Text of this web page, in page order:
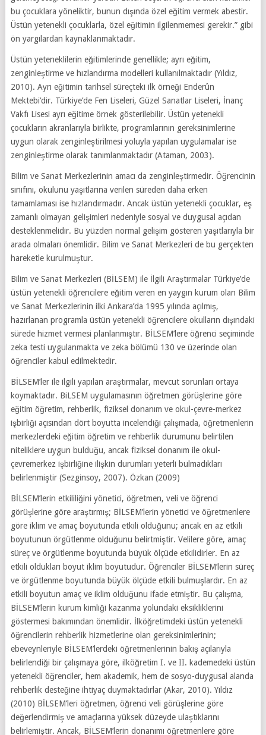
bu çocuklara yöneliktir, bunun dışında özel eğitim vermek abestir.
Üstün yetenekli çocuklarla, özel eğitimin ilgilenmemesi gerekir.” gibi
ön yargılardan kaynaklanmaktadır.
Üstün yeteneklilerin eğitimlerinde genellikle; ayrı eğitim,
zenginleştirme ve hızlandırma modelleri kullanılmaktadır (Yıldız,
2010). Ayrı eğitimin tarihsel süreçteki ilk örneği Enderûn
Mektebi’dir. Türkiye’de Fen Liseleri, Güzel Sanatlar Liseleri, İnanç
Vakfı Lisesi ayrı eğitime örnek gösterilebilir. Üstün yetenekli
çocukların akranlarıyla birlikte, programlarının gereksinimlerine
uygun olarak zenginleştirilmesi yoluyla yapılan uygulamalar ise
zenginleştirme olarak tanımlanmaktadır (Ataman, 2003).
Bilim ve Sanat Merkezlerinin amacı da zenginleştirmedir. Öğrencinin
sınıfını, okulunu yaşıtlarına verilen süreden daha erken
tamamlaması ise hızlandırmadır. Ancak üstün yetenekli çocuklar, eş
zamanlı olmayan gelişimleri nedeniyle sosyal ve duygusal açıdan
desteklenmelidir. Bu yüzden normal gelişim gösteren yaşıtlarıyla bir
arada olmaları önemlidir. Bilim ve Sanat Merkezleri de bu gerçekten
hareketle kurulmuştur.
Bilim ve Sanat Merkezleri (BİLSEM) ile İlgili Araştırmalar Türkiye’de
üstün yetenekli öğrencilere eğitim veren en yaygın kurum olan Bilim
ve Sanat Merkezlerinin ilki Ankara’da 1995 yılında açılmış,
hazırlanan programla üstün yetenekli öğrencilere okulların dışındaki
sürede hizmet vermesi planlanmıştır. BİLSEM’lere öğrenci seçiminde
zeka testi uygulanmakta ve zeka bölümü 130 ve üzerinde olan
öğrenciler kabul edilmektedir.
BİLSEM’ler ile ilgili yapılan araştırmalar, mevcut sorunları ortaya
koymaktadır. BiLSEM uygulamasının öğretmen görüşlerine göre
eğitim öğretim, rehberlik, fiziksel donanım ve okul-çevre-merkez
işbirliği açısından dört boyutta incelendiği çalışmada, öğretmenlerin
merkezlerdeki eğitim öğretim ve rehberlik durumunu belirtilen
niteliklere uygun bulduğu, ancak fiziksel donanım ile okul-
çevremerkez işbirliğine ilişkin durumları yeterli bulmadıkları
belirlenmiştir (Sezginsoy, 2007). Özkan (2009)
BİLSEM’lerin etkililiğini yönetici, öğretmen, veli ve öğrenci
görüşlerine göre araştırmış; BİLSEM’lerin yönetici ve öğretmenlere
göre iklim ve amaç boyutunda etkili olduğunu; ancak en az etkili
boyutunun örgütlenme olduğunu belirtmiştir. Velilere göre, amaç
süreç ve örgütlenme boyutunda büyük ölçüde etkilidirler. En az
etkili oldukları boyut iklim boyutudur. Öğrenciler BİLSEM’lerin süreç
ve örgütlenme boyutunda büyük ölçüde etkili bulmuşlardır. En az
etkili boyutun amaç ve iklim olduğunu ifade etmiştir. Bu çalışma,
BİLSEM’lerin kurum kimliği kazanma yolundaki eksikliklerini
göstermesi bakımından önemlidir. İlköğretimdeki üstün yetenekli
öğrencilerin rehberlik hizmetlerine olan gereksinimlerinin;
ebeveynleriyle BİLSEM’lerdeki öğretmenlerinin bakış açılarıyla
belirlendiği bir çalışmaya göre, ilköğretim I. ve II. kademedeki üstün
yetenekli öğrenciler, hem akademik, hem de sosyo-duygusal alanda
rehberlik desteğine ihtiyaç duymaktadırlar (Akar, 2010). Yıldız
(2010) BİLSEM’leri öğretmen, öğrenci veli görüşlerine göre
değerlendirmiş ve amaçlarına yüksek düzeyde ulaştıklarını
belirlemiştir. Ancak, BİLSEM’lerin donanımı öğretmenlere göre